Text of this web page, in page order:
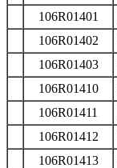
106R01401
106R01402
106R01403
106R01410
106R01411
106R01412
106R01413